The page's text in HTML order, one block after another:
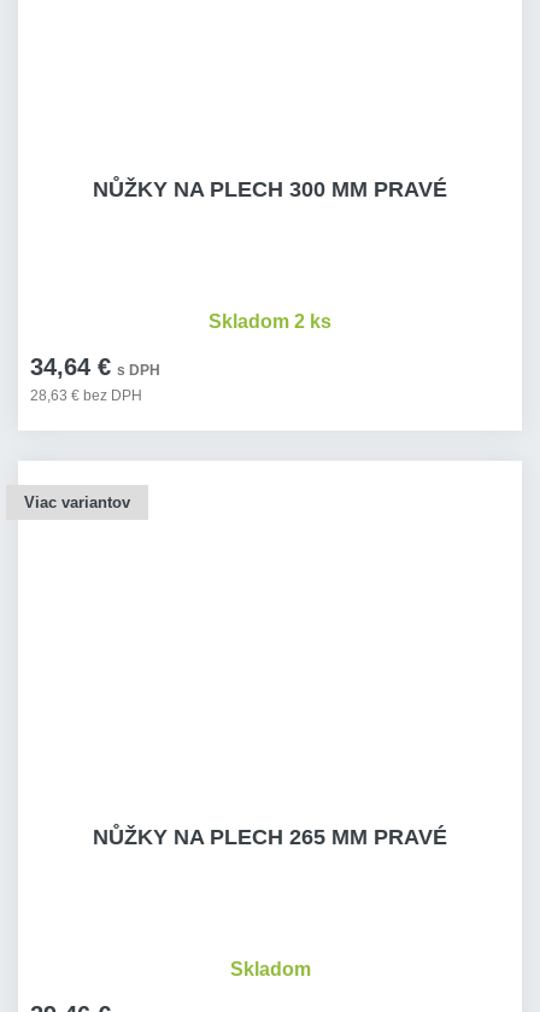
NŮŽKY NA PLECH 300 MM PRAVÉ
34,64 € s DPH
28,63 € bez DPH
Skladom 2 ks
Viac variantov
NŮŽKY NA PLECH 265 MM PRAVÉ
Skladom